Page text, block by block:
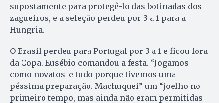
supostamente para protegê-lo das botinadas dos
zagueiros, e a seleção perdeu por 3 a 1 para a
Hungria.
O Brasil perdeu para Portugal por 3 a 1 e ficou fora
da Copa. Eusébio comandou a festa. “Jogamos
como novatos, e tudo porque tivemos uma
péssima preparação. Machuquei” um “joelho no
primeiro tempo, mas ainda não eram permitidas